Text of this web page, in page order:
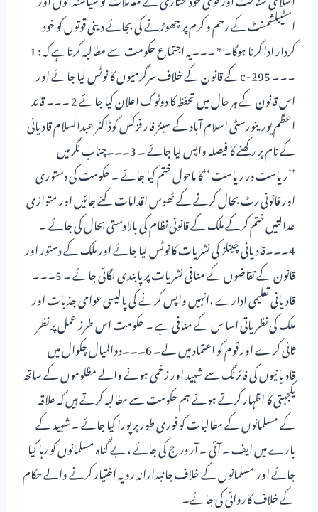
اسٹیبلشمنٹ کے رحم و کرم پر چھوڑنے کی بجائے دینی قوتوں کو خود
کردار ادا کرنا ہوگا۔ * ۔۔۔یہ اجتماع حکومت سے مطالبہ کرتاہے کہ : 1
۔۔۔ 295-cکے قانون کے خلاف سرگرمیوں کا نوٹس لیا جائے اور
اس قانون کے ہر حال میں تحفظ کا دوٹوک اعلان کیا جائے 2 ۔۔۔ قائد
اعظم یورینورسٹی اسلام آباد کے سینڑ فار فزکس کوڈاکٹر عبدالسلام قادیانی
کے نام پر رکھنے کا فیصلہ واپس لیا جائے ۔ 3۔۔۔چناب نگر میں
’’ریاست در ریاست ‘‘کا ماحول ختم کیا جائے ۔ حکومت کی دستوری
اور قانونی رٹ بحال کرنے کے ٹھوس اقدامات کئے جائیں اور متوازی
عدالتیں ختم کرکے ملک کے قانونی نظام کی بالادستی بحال کی جائے ۔
4۔۔۔قادیانی چینلز کی نشریات کا نوٹس لیا جائے اور ملک کے دستور اور
قانون کے تقاضوں کے منافی نشریات پر پابندی لگائی جائے ۔ 5۔۔۔
قادیانی تعلیمی ادارے ،انہیں واپس کرنے کی پالیسی عوامی جذبات اور
ملک کی نظریاتی اسا س کے منافی ہے ۔ حکومت اس طرز عمل پر نظر
ثانی کر ے اور قوم کو اعتماد میں لے۔ 6۔۔۔دوالمیال چکوال میں
قادیانیوں کی فائرنگ سے شہید اور زخمی ہونے والے مظلوموں کے ساتھ
یکجہتی کا اظہار کرتے ہوئے ہم حکومت سے مطالبہ کرتے ہیں کہ علاقہ
کے مسلمانوں کے مطالبات کو فوری طور پر پورا کیا جائے ۔ شہید کے
بارے میں ایف ۔ آئی ۔ آر در ج کی جائے ، بے گناہ مسلمانوں کو رہا کیا
جائے اور مسلمانوں کے خلاف جانبدارانہ رویہ اختیار کرنے والے حکام
کے خلاف کاروائی کی جائے۔